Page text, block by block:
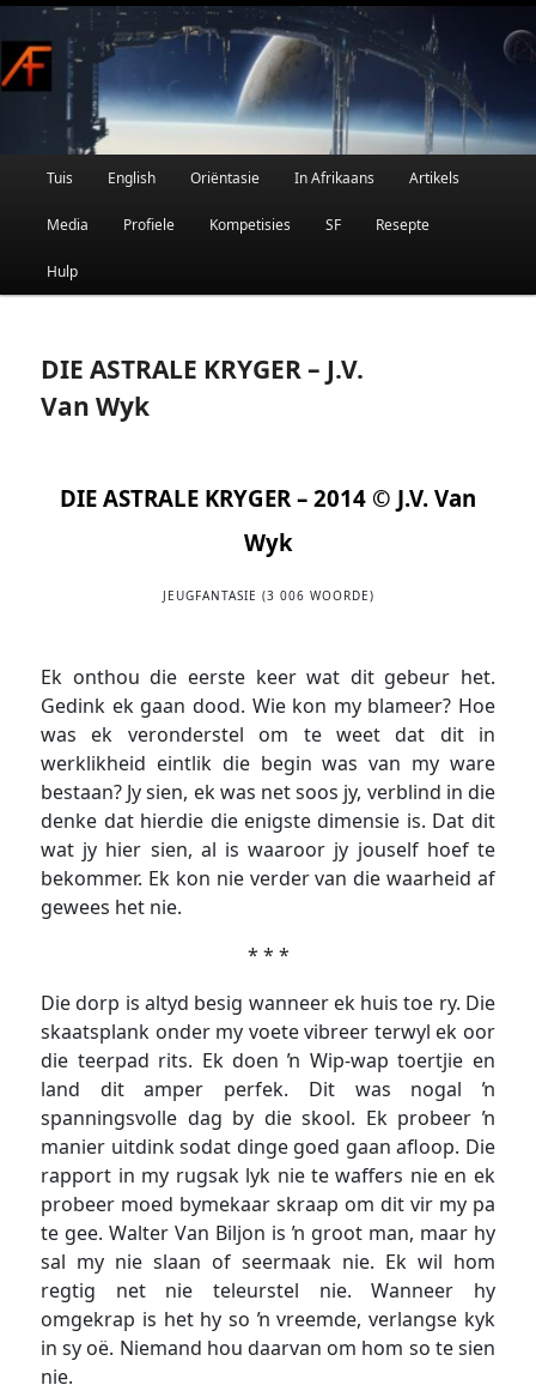
Skip
to
primary
content
Afrikaanse Wetenskapfiksie en Fantasie
Main
Tuis English Oriëntasie In Afrikaans Artikels
Media Profiele Kompetisies SF Resepte
Hulp
DIE ASTRALE KRYGER – J.V.
Van Wyk
DIE ASTRALE KRYGER – 2014 © J.V. Van
Wyk
JEUGFANTASIE (3 006 WOORDE)
Ek onthou die eerste keer wat dit gebeur het.
Gedink ek gaan dood. Wie kon my blameer? Hoe
was ek veronderstel om te weet dat dit in
werklikheid eintlik die begin was van my ware
bestaan? Jy sien, ek was net soos jy, verblind in die
denke dat hierdie die enigste dimensie is. Dat dit
wat jy hier sien, al is waaroor jy jouself hoef te
bekommer. Ek kon nie verder van die waarheid af
gewees het nie.
* * *
Die dorp is altyd besig wanneer ek huis toe ry. Die
skaatsplank onder my voete vibreer terwyl ek oor
die teerpad rits. Ek doen ŉ Wip-wap toertjie en
land dit amper perfek. Dit was nogal ŉ
spanningsvolle dag by die skool. Ek probeer ŉ
manier uitdink sodat dinge goed gaan afloop. Die
rapport in my rugsak lyk nie te waffers nie en ek
probeer moed bymekaar skraap om dit vir my pa
te gee. Walter Van Biljon is ŉ groot man, maar hy
sal my nie slaan of seermaak nie. Ek wil hom
regtig net nie teleurstel nie. Wanneer hy
omgekrap is het hy so ŉ vreemde, verlangse kyk
in sy oë. Niemand hou daarvan om hom so te sien
nie.